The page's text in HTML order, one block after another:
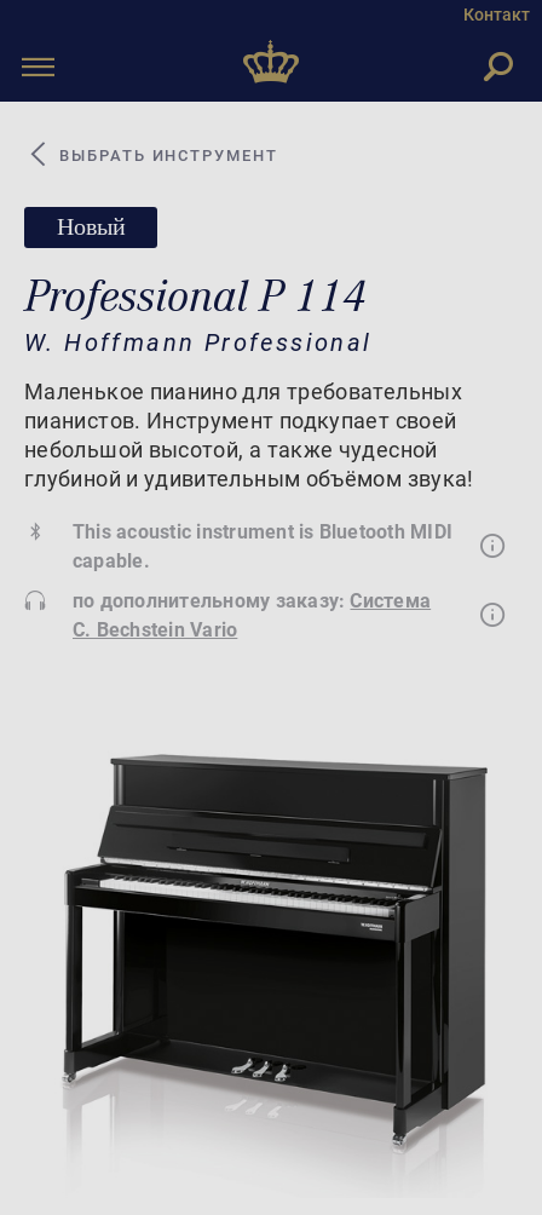
Контакт
Toggle
ВЫБРАТЬ ИНСТРУМЕНТ
Новый
Professional P 114
W. Hoffmann Professional
Маленькое пианино для требовательных
пианистов. Инструмент подкупает своей
небольшой высотой, а также чудесной
глубиной и удивительным объёмом звука!
This acoustic instrument is Bluetooth MIDI
capable.
по дополнительному заказу:Система
C. Bechstein Vario